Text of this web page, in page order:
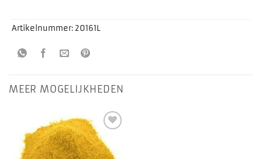
Artikelnummer:20161L
MEER MOGELIJKHEDEN
Toevoegen
aan
favorieten